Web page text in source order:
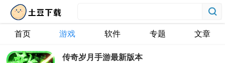
首页 游戏 软件 专题 文章
传奇岁月手游最新版本